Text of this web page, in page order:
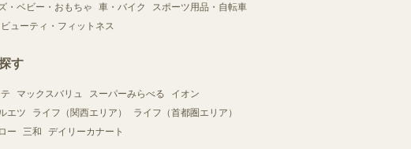
・ベビー・おもちゃ 車・バイク
スポーツ用品・自転車
ューティ・フィットネス
す
マックスバリュ スーパーみらべる
イオン
エツ ライフ（関西エリア）
ライフ（首都圏エリア）
ー 三和 デイリーカナート